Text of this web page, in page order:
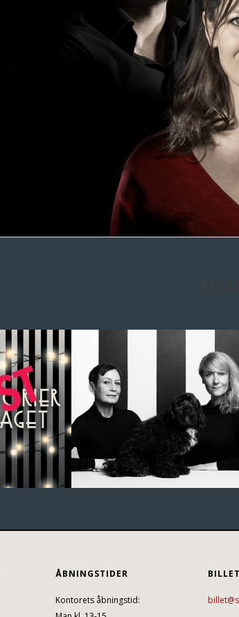
ÅBNINGSTIDER
Kontorets åbningstid: